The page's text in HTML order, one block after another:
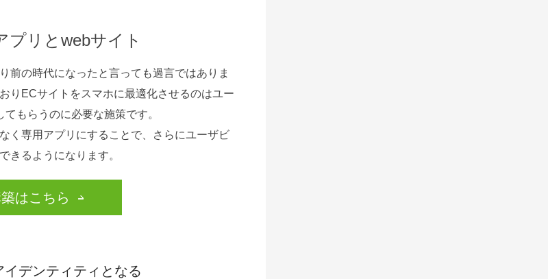
プリとwebサイト
前の時代になったと言っても過言ではありま
りECサイトをスマホに最適化させるのはユー
もらうのに必要な施策です。
く専用アプリにすることで、さらにユーザビ
きるようになります。
はこちら
デンティティとなる